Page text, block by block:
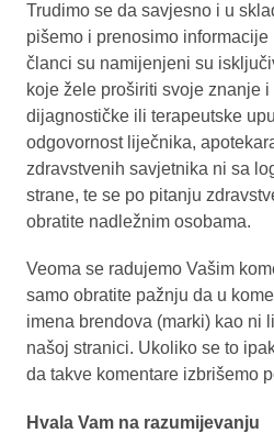
Trudimo se da savjesno i u
pišemo i prenosimo
članci su namijenjeni su
koje žele proširiti svoje znanje
dijagnostičke ili terapeutske
odgovornost liječnika,
zdravstvenih savjetnika ni sa
strane, te se po pitanju
obratite nadležnim osobama.
Veoma se radujemo Vašim
samo obratite pažnju da u
imena brendova (marki) kao ni
našoj stranici. Ukoliko se to
da takve komentare izbrišemo
Hvala Vam na razumijevanju